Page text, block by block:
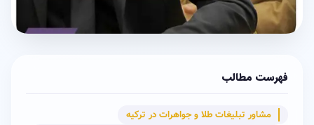
فهرست مطالب
مشاور تبلیغات طلا و جواهرات در ترکیه